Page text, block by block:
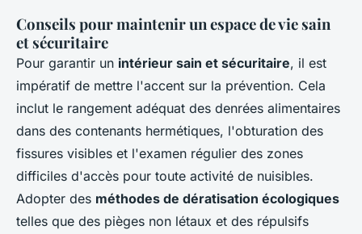
Conseils pour maintenir un espace de vie sain
et sécuritaire
Pour garantir un intérieur sain et sécuritaire, il est
impératif de mettre l'accent sur la prévention. Cela
inclut le rangement adéquat des denrées alimentaires
dans des contenants hermétiques, l'obturation des
fissures visibles et l'examen régulier des zones
difficiles d'accès pour toute activité de nuisibles.
Adopter des méthodes de dératisation écologiques
telles que des pièges non létaux et des répulsifs